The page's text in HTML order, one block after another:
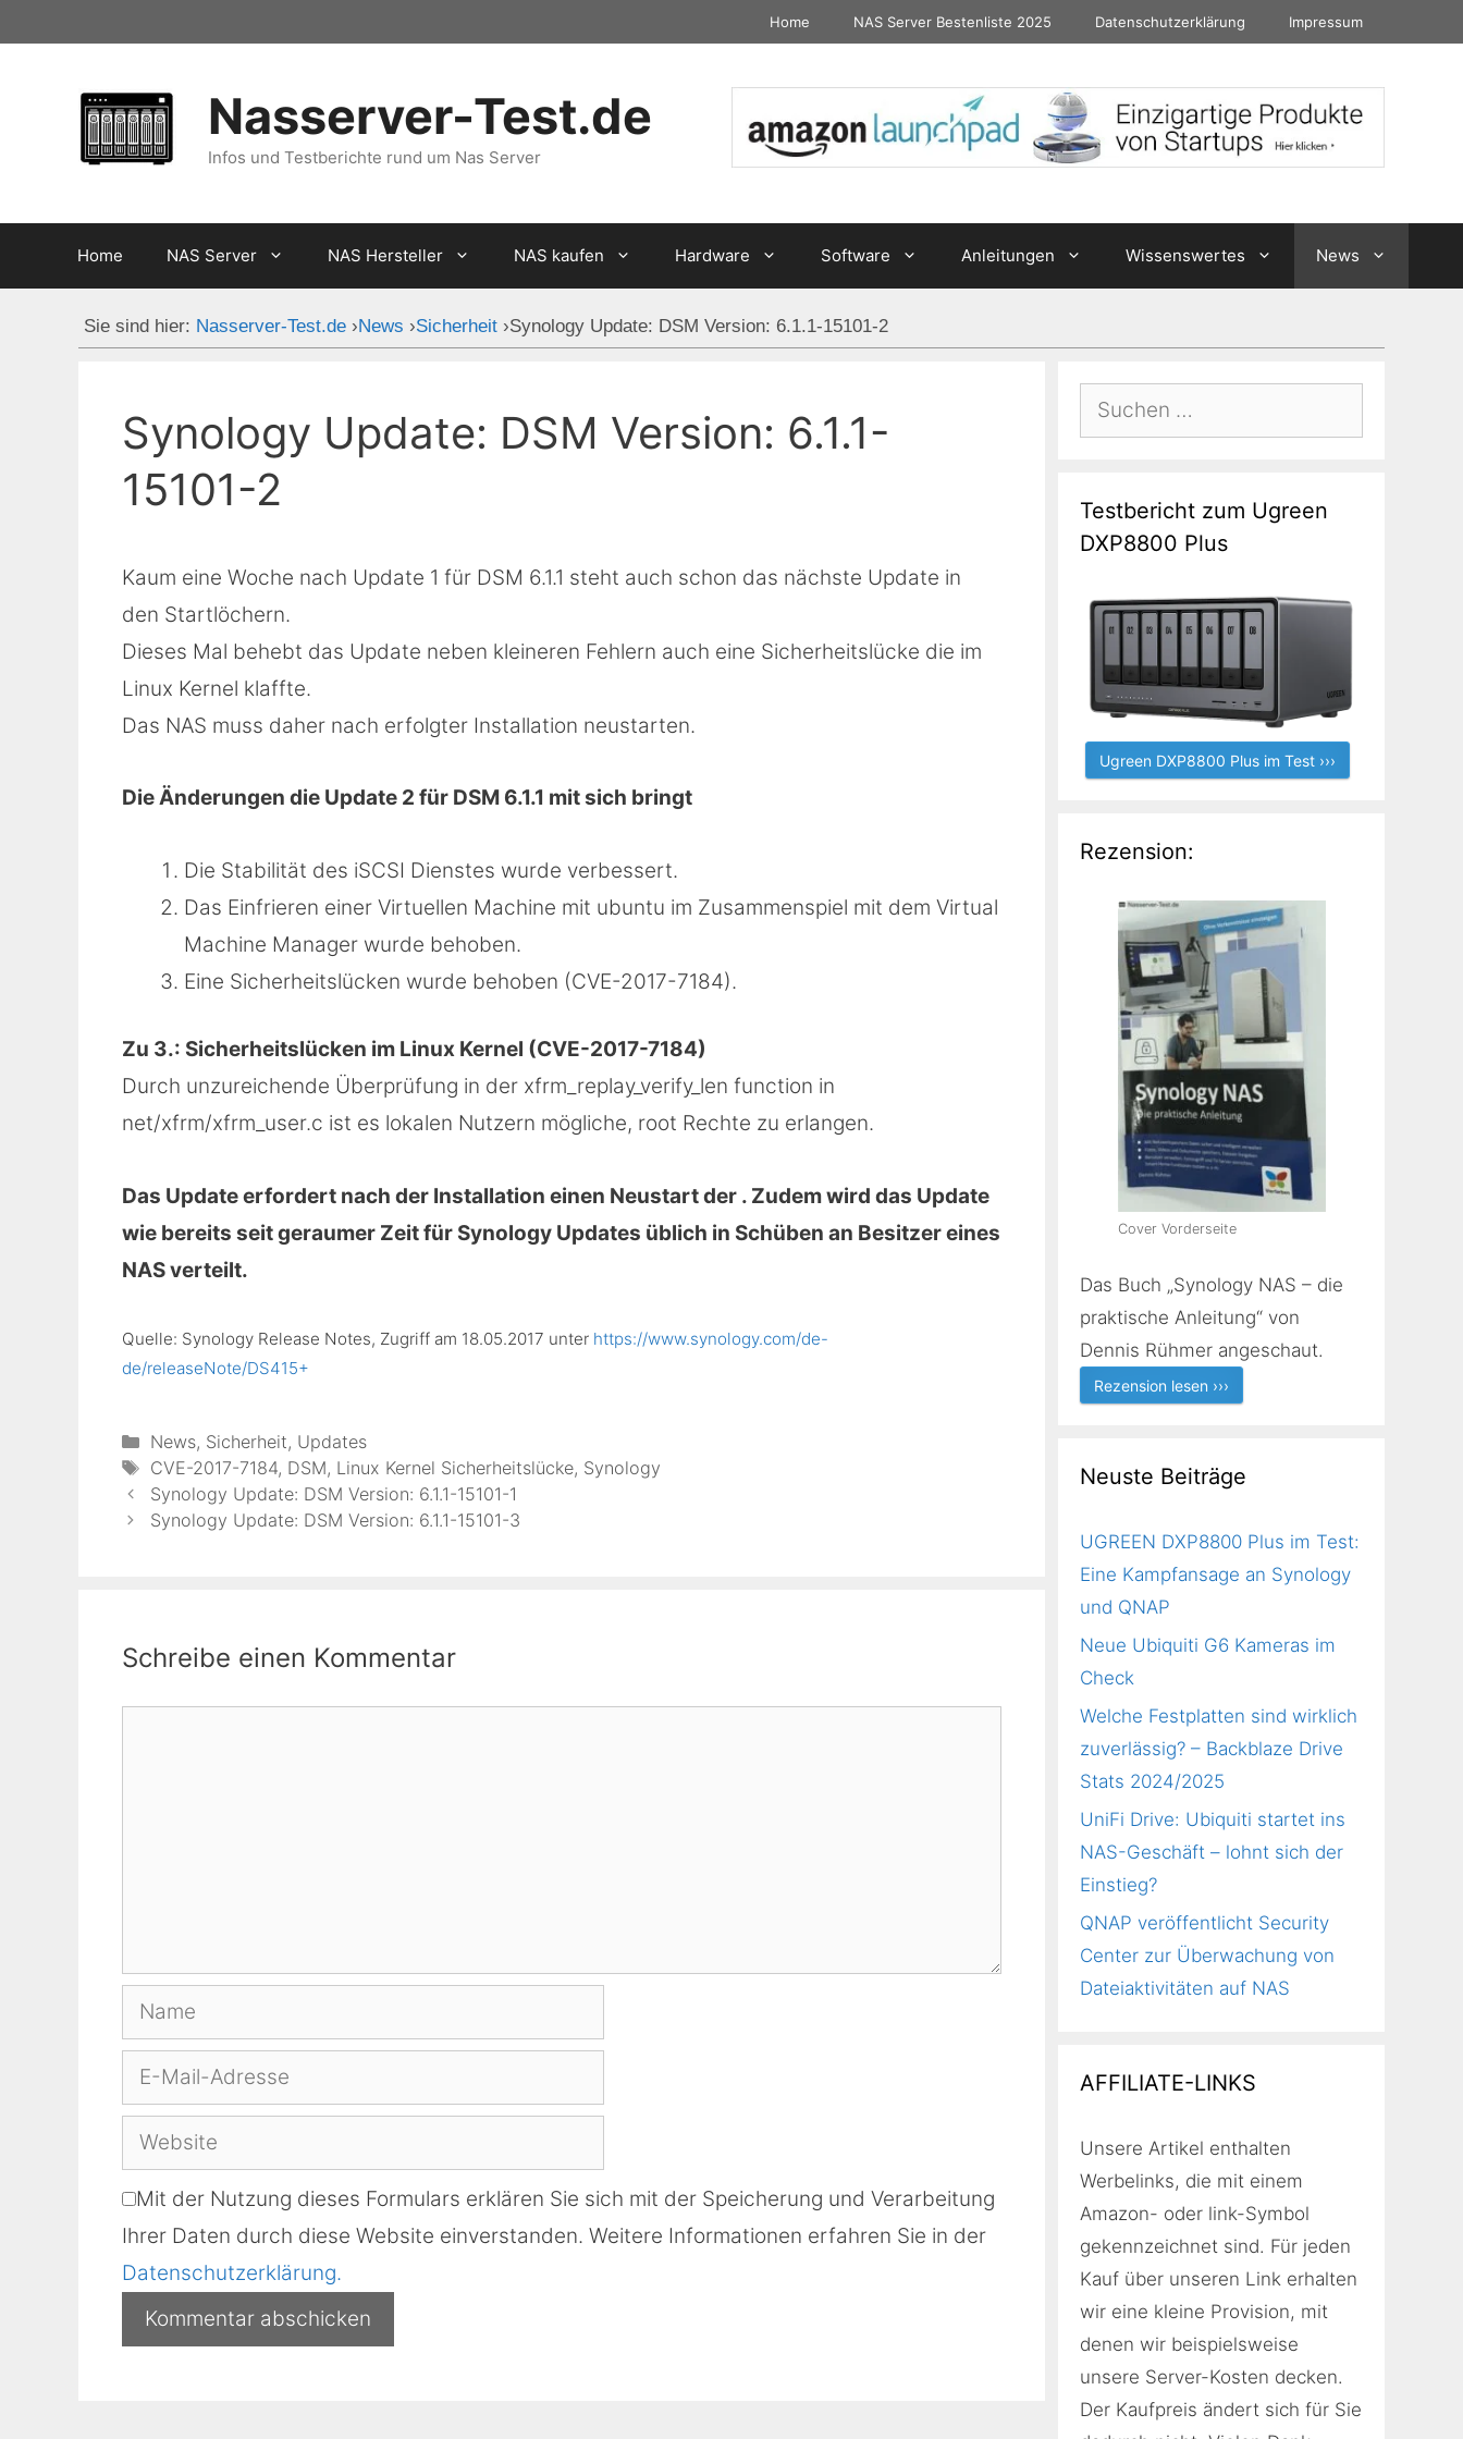
springen
Home NAS Server Bestenliste 2025 Datenschutzerklärung Impressum
Nasserver-Test.de
Infos und Testberichte rund um Nas Server
Home NAS Server NAS Hersteller NAS kaufen Hardware Software Anleitungen Wissenswertes News
Sie sind hier: Nasserver-Test.de ›News ›Sicherheit ›Synology Update: DSM Version: 6.1.1-15101-2
Synology Update: DSM Version: 6.1.1-
15101-2
Kaum eine Woche nach Update 1 für DSM 6.1.1 steht auch schon das nächste Update in
den Startlöchern.
Dieses Mal behebt das Update neben kleineren Fehlern auch eine Sicherheitslücke die im
Linux Kernel klaffte.
Das NAS muss daher nach erfolgter Installation neustarten.
Die Änderungen die Update 2 für DSM 6.1.1 mit sich bringt
Die Stabilität des iSCSI Dienstes wurde verbessert.
Das Einfrieren einer Virtuellen Machine mit ubuntu im Zusammenspiel mit dem Virtual
Machine Manager wurde behoben.
Eine Sicherheitslücken wurde behoben (CVE-2017-7184).
Zu 3.: Sicherheitslücken im Linux Kernel (CVE-2017-7184)
Durch unzureichende Überprüfung in der xfrm_replay_verify_len function in
net/xfrm/xfrm_user.c ist es lokalen Nutzern mögliche, root Rechte zu erlangen.
Das Update erfordert nach der Installation einen Neustart der . Zudem wird das Update
wie bereits seit geraumer Zeit für Synology Updates üblich in Schüben an Besitzer eines
NAS verteilt.
Quelle: Synology Release Notes, Zugriff am 18.05.2017 unter https://www.synology.com/de-
de/releaseNote/DS415+
Kategorien
News, Sicherheit, Updates
Schlagwörter
CVE-2017-7184, DSM, Linux Kernel Sicherheitslücke, Synology
Synology Update: DSM Version: 6.1.1-15101-1
Synology Update: DSM Version: 6.1.1-15101-3
Schreibe einen Kommentar
Name
E-
Mail-
Adresse
Website
Mit der Nutzung dieses Formulars erklären Sie sich mit der Speicherung und Verarbeitung
Ihrer Daten durch diese Website einverstanden. Weitere Informationen erfahren Sie in der
Datenschutzerklärung.
Suchen
nach:
Testbericht zum Ugreen
DXP8800 Plus
Ugreen DXP8800 Plus im Test ›››
Rezension:
Cover Vorderseite
Das Buch „Synology NAS – die
praktische Anleitung“ von
Dennis Rühmer angeschaut.
Rezension lesen ›››
Neuste Beiträge
UGREEN DXP8800 Plus im Test:
Eine Kampfansage an Synology
und QNAP
Neue Ubiquiti G6 Kameras im
Check
Welche Festplatten sind wirklich
zuverlässig? – Backblaze Drive
Stats 2024/2025
UniFi Drive: Ubiquiti startet ins
NAS-Geschäft – lohnt sich der
Einstieg?
QNAP veröffentlicht Security
Center zur Überwachung von
Dateiaktivitäten auf NAS
AFFILIATE-LINKS
Unsere Artikel enthalten
Werbelinks, die mit einem
Amazon- oder link-Symbol
gekennzeichnet sind. Für jeden
Kauf über unseren Link erhalten
wir eine kleine Provision, mit
denen wir beispielsweise
unsere Server-Kosten decken.
Der Kaufpreis ändert sich für Sie